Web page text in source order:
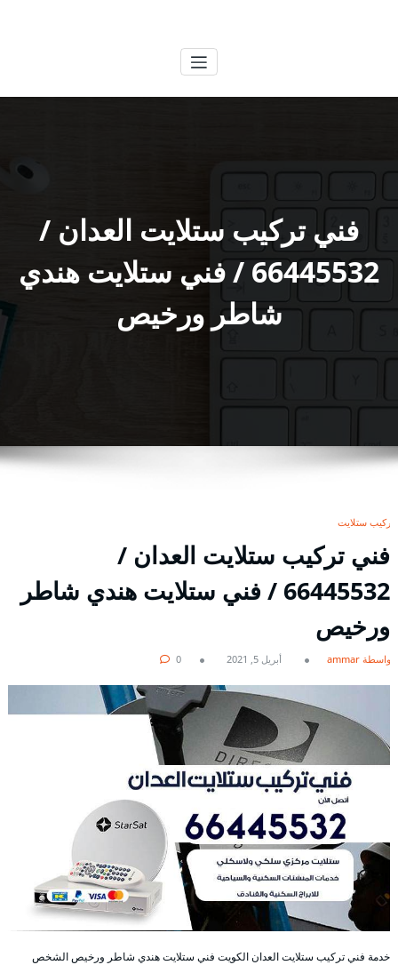
فني تركيب ستلايت العدان /
66445532 / فني ستلايت هندي
شاطر ورخيص
تركيب ستلايت
فني تركيب ستلايت العدان /
66445532 / فني ستلايت هندي شاطر
ورخيص
بواسطة ammar أبريل 5, 2021 0
خدمة فني تركيب ستلايت العدان الكويت فني ستلايت هندي شاطر ورخيص الشخص